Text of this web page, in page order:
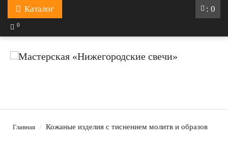
: 0
Каталог
0
Главная Кожаные изделия с тиснением молитв и образов